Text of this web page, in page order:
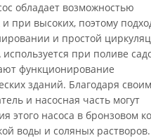
обладает возможностью
при высоких, поэтому
и простой
при поливе
функционирование
зданий. Благодаря своим
и насосная часть могут
этого насоса в бронзовом
воды и соляных